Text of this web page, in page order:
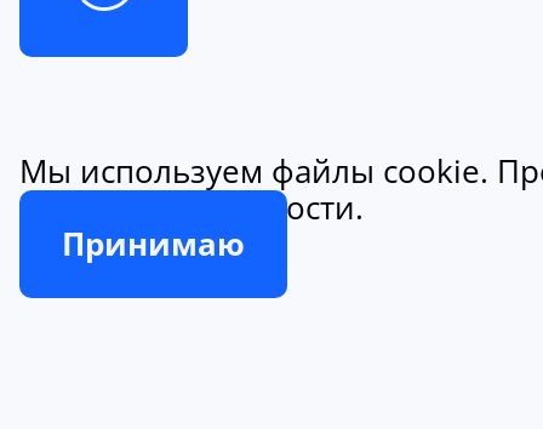
Мы используем файлы cookie.
конфиденциальности.
Принимаю